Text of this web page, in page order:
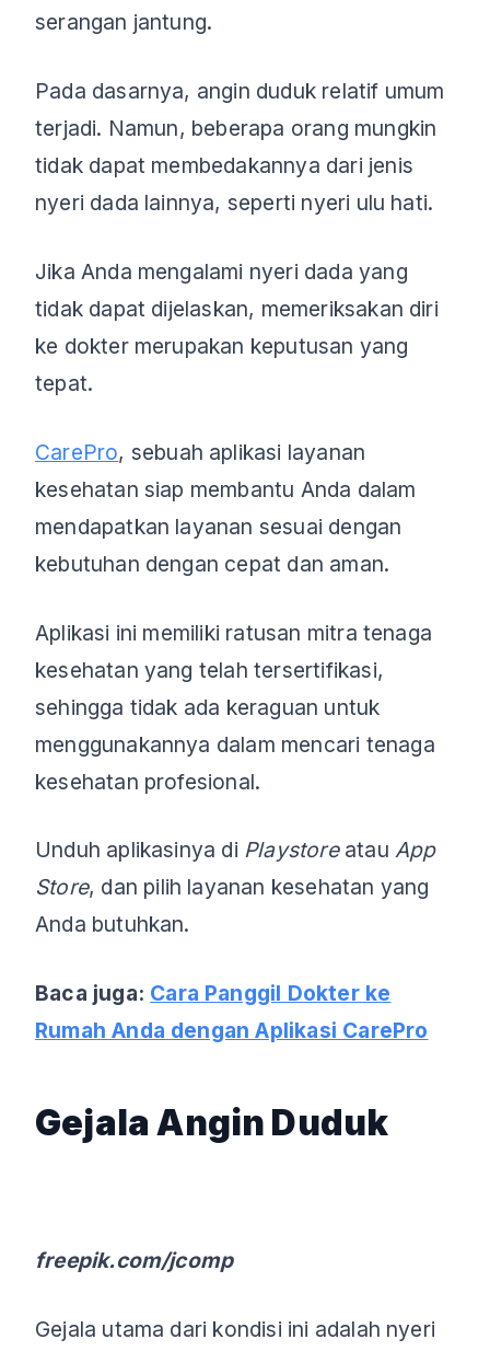
serangan jantung.
Pada dasarnya, angin duduk relatif umum
terjadi. Namun, beberapa orang mungkin
tidak dapat membedakannya dari jenis
nyeri dada lainnya, seperti nyeri ulu hati.
Jika Anda mengalami nyeri dada yang
tidak dapat dijelaskan, memeriksakan diri
ke dokter merupakan keputusan yang
tepat.
CarePro, sebuah aplikasi layanan
kesehatan siap membantu Anda dalam
mendapatkan layanan sesuai dengan
kebutuhan dengan cepat dan aman.
Aplikasi ini memiliki ratusan mitra tenaga
kesehatan yang telah tersertifikasi,
sehingga tidak ada keraguan untuk
menggunakannya dalam mencari tenaga
kesehatan profesional.
Unduh aplikasinya di Playstore atau App
Store, dan pilih layanan kesehatan yang
Anda butuhkan.
Baca juga: Cara Panggil Dokter ke
Rumah Anda dengan Aplikasi CarePro
Gejala Angin Duduk
freepik.com/jcomp
Gejala utama dari kondisi ini adalah nyeri